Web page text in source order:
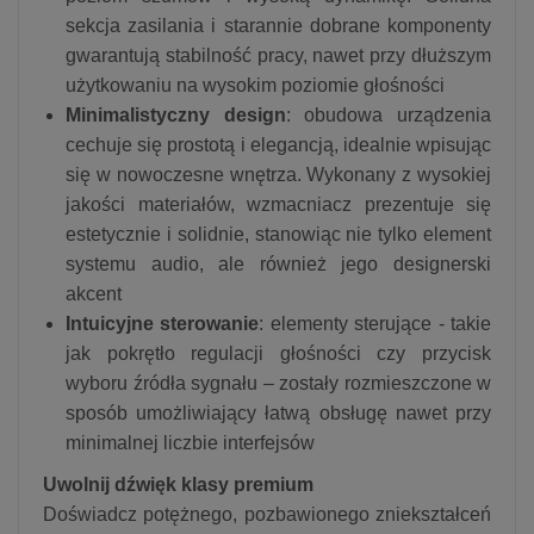
sekcja zasilania i starannie dobrane komponenty
gwarantują stabilność pracy, nawet przy dłuższym
użytkowaniu na wysokim poziomie głośności
Minimalistyczny design: obudowa urządzenia
cechuje się prostotą i elegancją, idealnie wpisując
się w nowoczesne wnętrza. Wykonany z wysokiej
jakości materiałów, wzmacniacz prezentuje się
estetycznie i solidnie, stanowiąc nie tylko element
systemu audio, ale również jego designerski
akcent
Intuicyjne sterowanie: elementy sterujące - takie
jak pokrętło regulacji głośności czy przycisk
wyboru źródła sygnału – zostały rozmieszczone w
sposób umożliwiający łatwą obsługę nawet przy
minimalnej liczbie interfejsów
Uwolnij dźwięk klasy premium
Doświadcz potężnego, pozbawionego zniekształceń